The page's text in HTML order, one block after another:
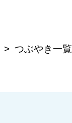
つぶやき一覧